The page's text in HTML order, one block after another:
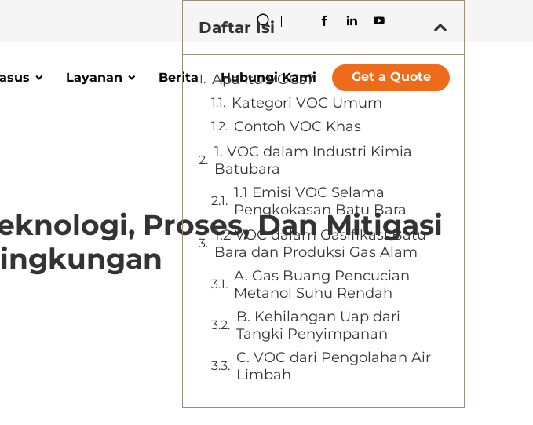
Layanan Berita Hubungi Kami Get a Quote
Proses, Dan Mitigasi
Daftar Isi
Apa Itu VOCs?
Kategori VOC Umum
Contoh VOC Khas
1. VOC dalam Industri Kimia
Batubara
1.1 Emisi VOC Selama
Pengkokasan Batu Bara
1.2 VOC dalam Gasifikasi Batu
Bara dan Produksi Gas Alam
A. Gas Buang Pencucian
Metanol Suhu Rendah
B. Kehilangan Uap dari
Tangki Penyimpanan
C. VOC dari Pengolahan Air
Limbah